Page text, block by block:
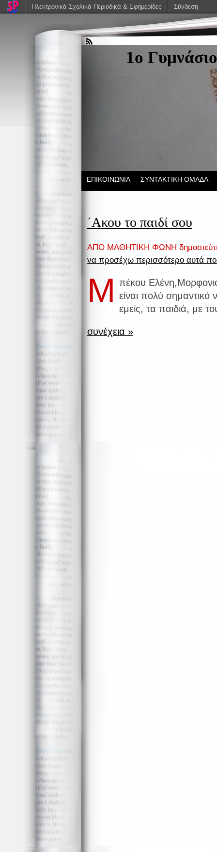
1ο
ΕΠΙΚΟΙΝΩΝΙΑ ΣΥΝΤΑΚΤΙΚΗ ΟΜΑΔΑ
΄Ακου το παιδί σου
ΑΠΟ ΜΑΘΗΤΙΚΗ ΦΩΝΗ
να προσέχω περισσότερο αυτά
M
πέκου
είναι πολύ
εμείς, τα παιδιά, με
συνέχεια »
Ηλεκτρονικά Σχολικά Περιοδικά & Εφημερίδες Σύνδεση